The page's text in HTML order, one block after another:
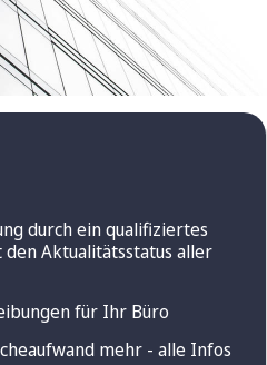
durch ein qualifiziertes
Aktualitätsstatus aller
für Ihr Büro
mehr - alle Infos